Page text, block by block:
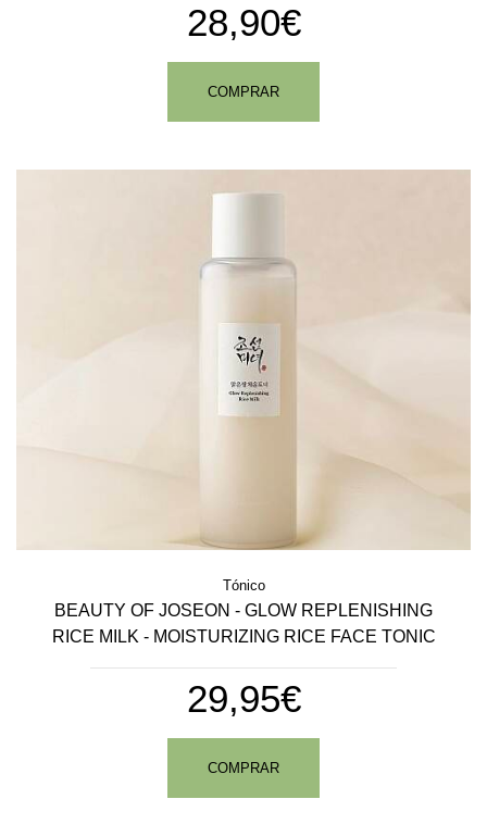
28,90€
COMPRAR
Tónico
BEAUTY OF JOSEON - GLOW REPLENISHING
RICE MILK - MOISTURIZING RICE FACE TONIC
29,95€
COMPRAR